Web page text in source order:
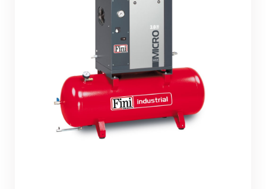
Ghidul Echipamentelor
Contact